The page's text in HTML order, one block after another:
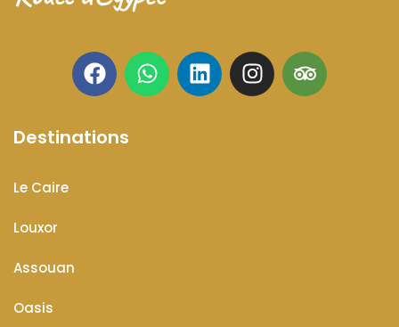
Destinations
Le Caire
Louxor
Assouan
Oasis